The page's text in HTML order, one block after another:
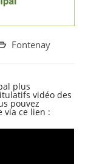
Fontenay
plus
vidéo des
pouvez
via ce lien :